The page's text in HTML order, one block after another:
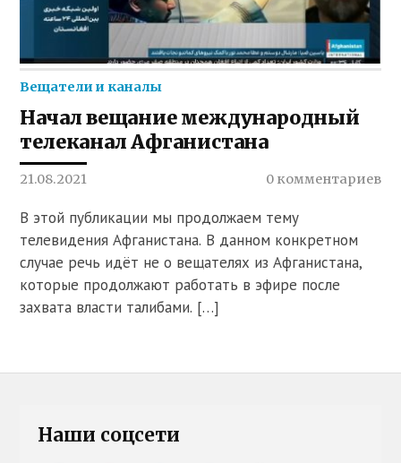
Вещатели и каналы
Начал вещание международный
телеканал Афганистана
21.08.2021 0 комментариев
В этой публикации мы продолжаем тему
телевидения Афганистана. В данном конкретном
случае речь идёт не о вещателях из Афганистана,
которые продолжают работать в эфире после
захвата власти талибами. […]
Наши соцсети